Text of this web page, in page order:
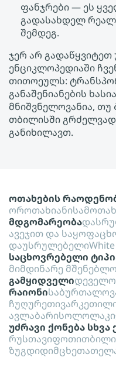
ფანჯრები — ეს
გადასახდელ
შემდეგ.
ჯერ არ გადაწყვიტეთ
ენციკლოპედიაში
თითოეულს:
განაშენიანების
მნიშვნელოვანია, თუ
თბილისში
განიხილავთ.
ოთახების
ოროთახიანი
მდგომარეობა
ავეჯით და
დაუსრულებელი
საცხოვრებელი ტიპი
მიმდინარე
გამყიდველი
რაიონისაბურთალო
ჩუღურეთი
ავლაბარისოლოლაკი
უძრავი ქონება სხვა
რუსთავიფოთი
ზუგდიდიმცხეთა